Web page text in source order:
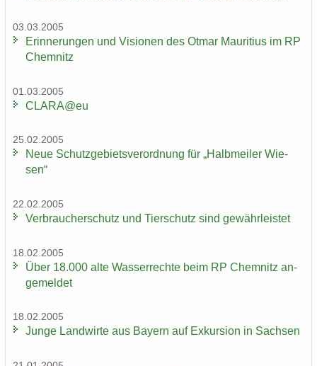
03.03.2005
Er­in­ne­run­gen und Vi­sio­nen des Otmar Mau­ri­ti­us im RP
Chem­nitz
01.03.2005
CLARA@eu
25.02.2005
Neue Schutz­ge­biets­ver­ord­nung für „Halb­mei­ler Wie­
sen“
22.02.2005
Ver­brau­cher­schutz und Tier­schutz sind ge­währ­leis­tet
18.02.2005
Über 18.000 alte Was­ser­rech­te beim RP Chem­nitz an­
ge­mel­det
18.02.2005
Junge Land­wir­te aus Bay­ern auf Ex­kur­si­on in Sach­sen